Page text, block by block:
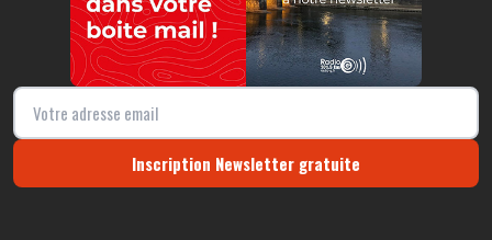
Inscription Newsletter gratuite